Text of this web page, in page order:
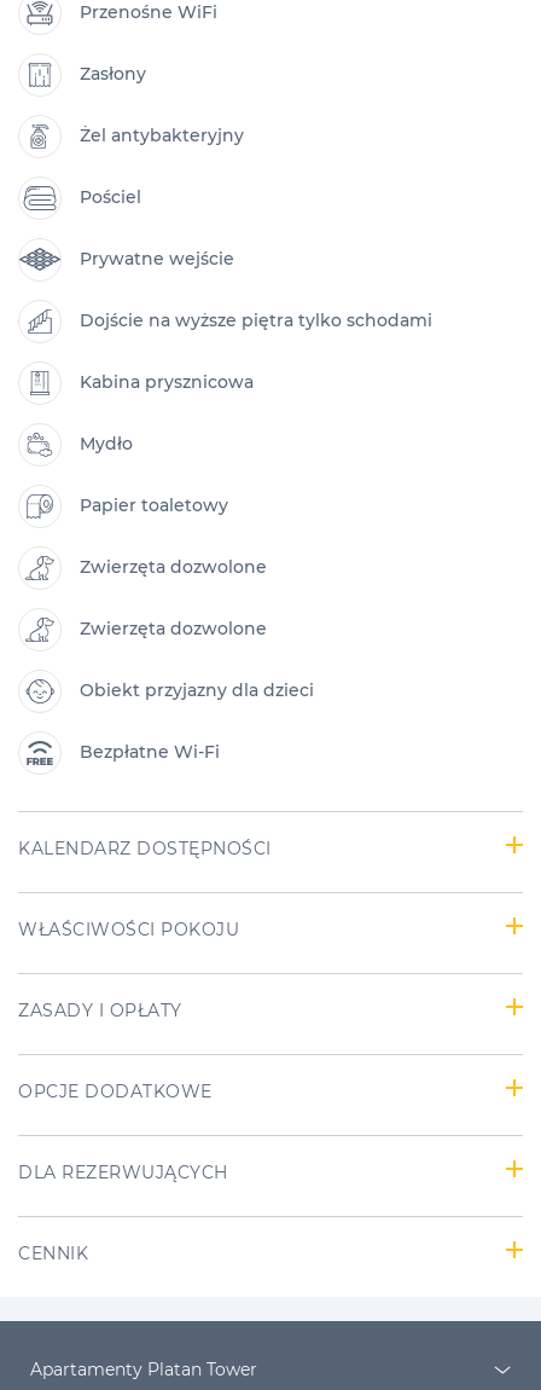
Przenośne WiFi
Zasłony
Żel antybakteryjny
Pościel
Prywatne wejście
Dojście na wyższe piętra tylko schodami
Kabina prysznicowa
Mydło
Papier toaletowy
Zwierzęta dozwolone
Zwierzęta dozwolone
Obiekt przyjazny dla dzieci
Bezpłatne Wi-Fi
KALENDARZ DOSTĘPNOŚCI
WŁAŚCIWOŚCI POKOJU
ZASADY I OPŁATY
OPCJE DODATKOWE
DLA REZERWUJĄCYCH
CENNIK
Apartamenty Platan Tower